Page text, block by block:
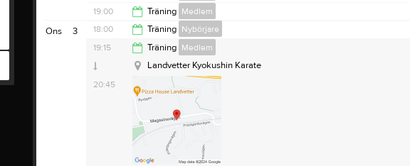
18:00
19:00
19:00 Träning Medlem
20:15
3
Ons 18:00 Träning Nybörjare
19:15
Landvetter Kyokushin Karate
Anteckning: Nybörjarpass
19:15 Träning Medlem
20:45
Landvetter Kyokushin Karate